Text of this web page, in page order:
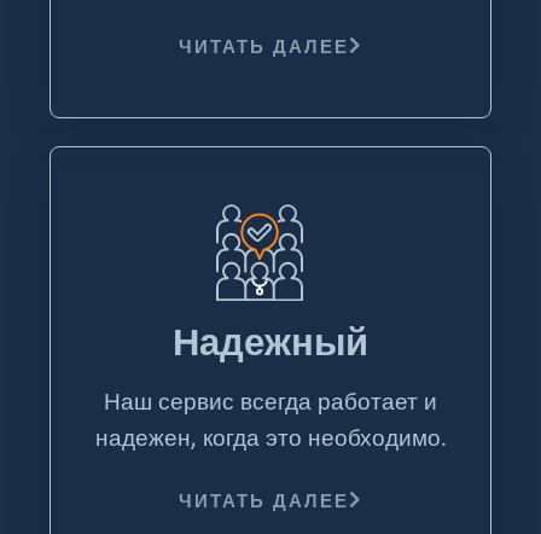
ЧИТАТЬ ДАЛЕЕ
Надежный
Наш сервис всегда работает и
надежен, когда это необходимо.
ЧИТАТЬ ДАЛЕЕ